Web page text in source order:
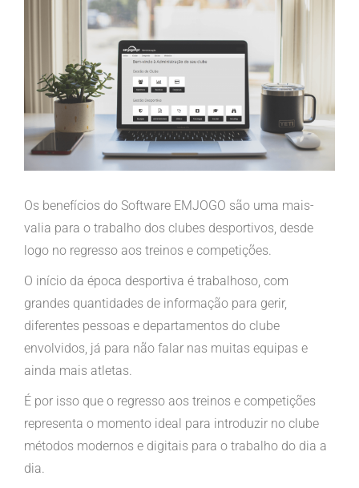
Os benefícios do Software EMJOGO são uma mais-
valia para o trabalho dos clubes desportivos, desde
logo no regresso aos treinos e competições.
O início da época desportiva é trabalhoso, com
grandes quantidades de informação para gerir,
diferentes pessoas e departamentos do clube
envolvidos, já para não falar nas muitas equipas e
ainda mais atletas.
É por isso que o regresso aos treinos e competições
representa o momento ideal para introduzir no clube
métodos modernos e digitais para o trabalho do dia a
dia.